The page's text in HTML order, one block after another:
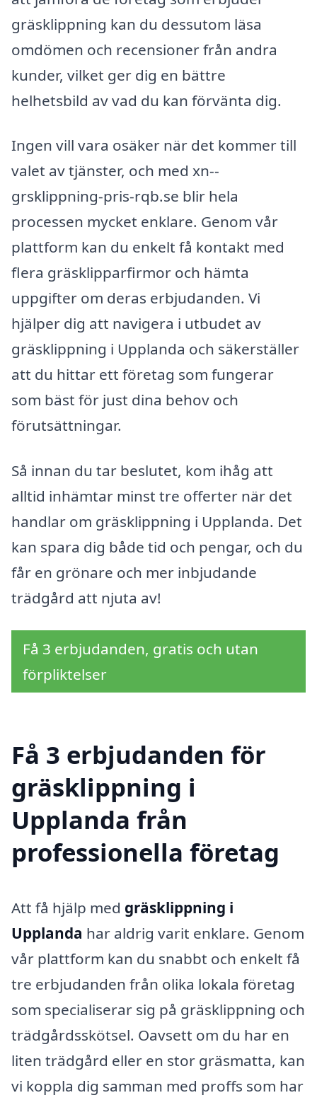
gräsklippning kan du dessutom läsa
omdömen och recensioner från andra
kunder, vilket ger dig en bättre
helhetsbild av vad du kan förvänta dig.
Ingen vill vara osäker när det kommer till
valet av tjänster, och med xn--
grsklippning-pris-rqb.se blir hela
processen mycket enklare. Genom vår
plattform kan du enkelt få kontakt med
flera gräsklipparfirmor och hämta
uppgifter om deras erbjudanden. Vi
hjälper dig att navigera i utbudet av
gräsklippning i Upplanda och säkerställer
att du hittar ett företag som fungerar
som bäst för just dina behov och
förutsättningar.
Så innan du tar beslutet, kom ihåg att
alltid inhämtar minst tre offerter när det
handlar om gräsklippning i Upplanda. Det
kan spara dig både tid och pengar, och du
får en grönare och mer inbjudande
trädgård att njuta av!
Få 3 erbjudanden, gratis och utan
förpliktelser
Få 3 erbjudanden för
gräsklippning i
Upplanda från
professionella företag
Att få hjälp med gräsklippning i
Upplanda har aldrig varit enklare. Genom
vår plattform kan du snabbt och enkelt få
tre erbjudanden från olika lokala företag
som specialiserar sig på gräsklippning och
trädgårdsskötsel. Oavsett om du har en
liten trädgård eller en stor gräsmatta, kan
vi koppla dig samman med proffs som har